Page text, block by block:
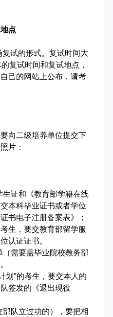
点
试的形式。复试时间大
复试时间和复试地点，
己的网站上公布，请考
向二级培养单位提交下
片：
证和《教育部学籍在线
本科毕业证书或者学位
书电子注册备案表》；
生，要交教育部留学服
认证证书。
需要盖毕业院校教务部
划”的考生，要交本人的
签发的《退出现役
队立过功的），要把相